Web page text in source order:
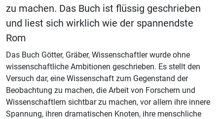
zu machen. Das Buch ist flüssig geschrieben
und liest sich wirklich wie der spannendste
Rom
Das Buch Götter, Gräber, Wissenschaftler wurde ohne
wissenschaftliche Ambitionen geschrieben. Es stellt den
Versuch dar, eine Wissenschaft zum Gegenstand der
Beobachtung zu machen, die Arbeit von Forschern und
Wissenschaftlern sichtbar zu machen, vor allem ihre innere
Spannung, ihren dramatischen Knoten, ihre menschliche